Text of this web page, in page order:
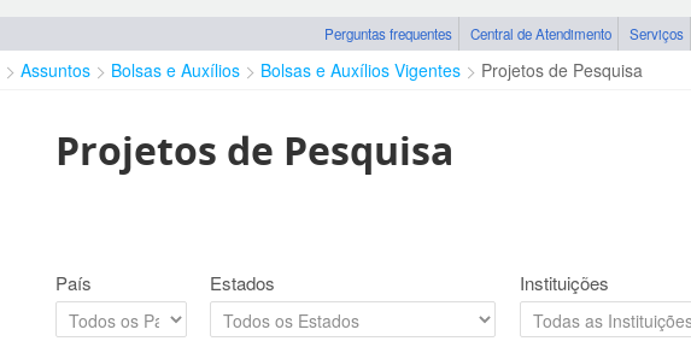
Perguntas frequentes Central de Atendimento Serviços
Assuntos Bolsas e Auxílios Bolsas e Auxílios Vigentes Projetos de Pesquisa
Projetos de Pesquisa
País Estados Instituições